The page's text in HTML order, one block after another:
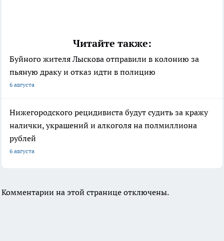
Читайте также:
Буйного жителя Лыскова отправили в колонию за
пьяную драку и отказ идти в полицию
6 августа
Нижегородского рецидивиста будут судить за кражу
налички, украшений и алкоголя на полмиллиона
рублей
6 августа
Комментарии на этой странице отключены.